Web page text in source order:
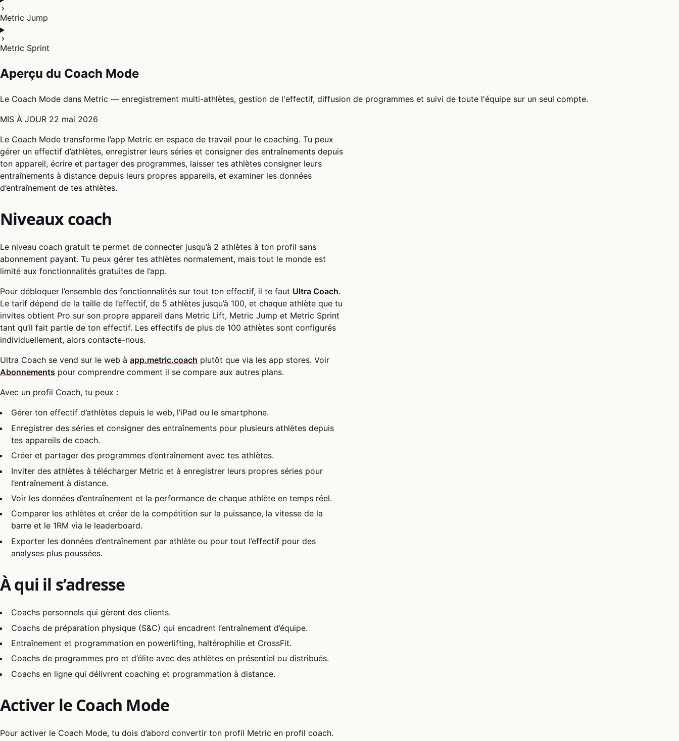
Metric Jump
Metric Sprint
Aperçu du Coach Mode
Le Coach Mode dans Metric — enregistrement multi-athlètes, gestion de l'effectif, diffusion de programmes et suivi de toute l'équipe sur un seul compte.
MIS À JOUR 22 mai 2026
Le Coach Mode transforme l’app Metric en espace de travail pour le coaching. Tu peux
gérer un effectif d’athlètes, enregistrer leurs séries et consigner des entraînements depuis
ton appareil, écrire et partager des programmes, laisser tes athlètes consigner leurs
entraînements à distance depuis leurs propres appareils, et examiner les données
d’entraînement de tes athlètes.
Niveaux coach
Le niveau coach gratuit te permet de connecter jusqu’à 2 athlètes à ton profil sans
abonnement payant. Tu peux gérer tes athlètes normalement, mais tout le monde est
limité aux fonctionnalités gratuites de l’app.
Pour débloquer l’ensemble des fonctionnalités sur tout ton effectif, il te faut Ultra Coach.
Le tarif dépend de la taille de l’effectif, de 5 athlètes jusqu’à 100, et chaque athlète que tu
invites obtient Pro sur son propre appareil dans Metric Lift, Metric Jump et Metric Sprint
tant qu’il fait partie de ton effectif. Les effectifs de plus de 100 athlètes sont configurés
individuellement, alors contacte-nous.
Ultra Coach se vend sur le web à app.metric.coach plutôt que via les app stores. Voir
Abonnements pour comprendre comment il se compare aux autres plans.
Avec un profil Coach, tu peux :
Gérer ton effectif d’athlètes depuis le web, l’iPad ou le smartphone.
Enregistrer des séries et consigner des entraînements pour plusieurs athlètes depuis
tes appareils de coach.
Créer et partager des programmes d’entraînement avec tes athlètes.
Inviter des athlètes à télécharger Metric et à enregistrer leurs propres séries pour
l’entraînement à distance.
Voir les données d’entraînement et la performance de chaque athlète en temps réel.
Comparer les athlètes et créer de la compétition sur la puissance, la vitesse de la
barre et le 1RM via le leaderboard.
Exporter les données d’entraînement par athlète ou pour tout l’effectif pour des
analyses plus poussées.
À qui il s’adresse
Coachs personnels qui gèrent des clients.
Coachs de préparation physique (S&C) qui encadrent l’entraînement d’équipe.
Entraînement et programmation en powerlifting, haltérophilie et CrossFit.
Coachs de programmes pro et d’élite avec des athlètes en présentiel ou distribués.
Coachs en ligne qui délivrent coaching et programmation à distance.
Activer le Coach Mode
Pour activer le Coach Mode, tu dois d’abord convertir ton profil Metric en profil coach.